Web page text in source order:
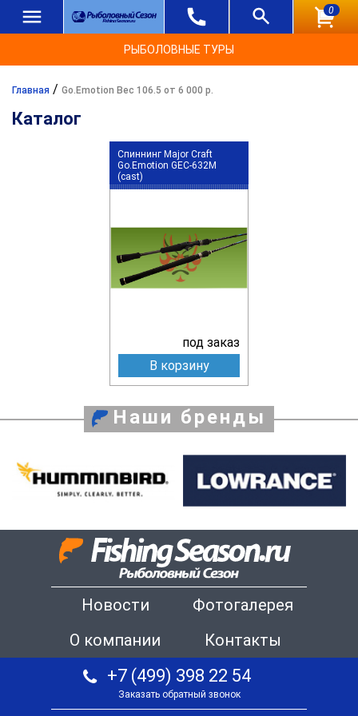
0
РЫБОЛОВНЫЕ ТУРЫ
Главная / Go.Emotion Вес 106.5 от 6 000 р.
Каталог
Спиннинг Major Craft
Go.Emotion GEC-632M
(cast)
под заказ
В корзину
Наши бренды
Новости
Фотогалерея
О компании
Контакты
+7 (499) 398 22 54
Заказать обратный звонок